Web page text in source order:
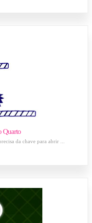
Quarto
da chave para abrir ...